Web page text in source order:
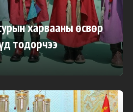
харвааны өсвөр
тодорчээ